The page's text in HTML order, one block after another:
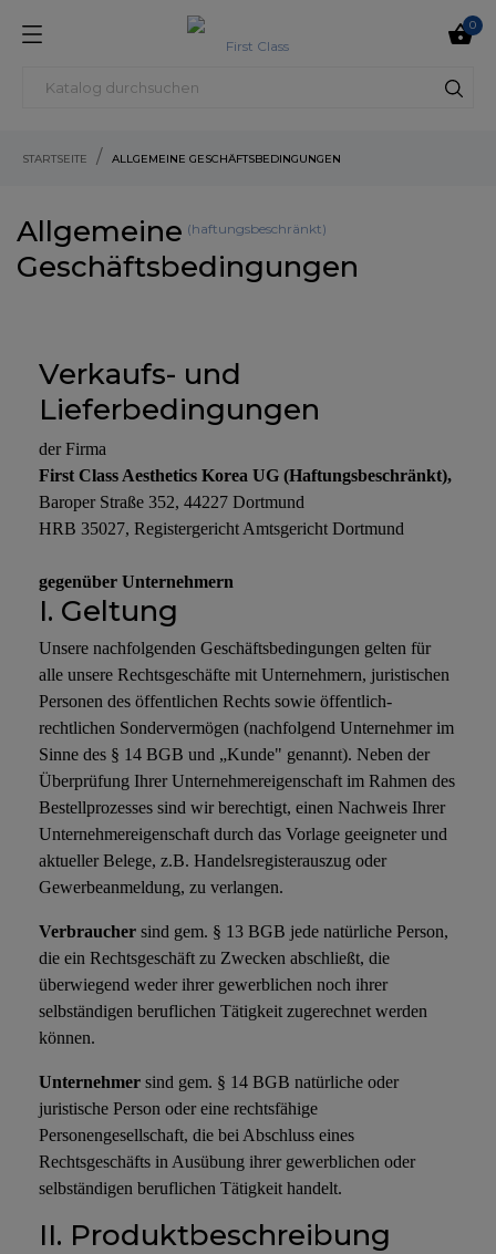
0
STARTSEITE ALLGEMEINE GESCHÄFTSBEDINGUNGEN
Allgemeine
Geschäftsbedingungen
Verkaufs- und
Lieferbedingungen
der Firma
First Class Aesthetics Korea UG (Haftungsbeschränkt),
Baroper Straße 352, 44227 Dortmund
HRB 35027, Registergericht Amtsgericht Dortmund
gegenüber Unternehmern
I. Geltung
Unsere nachfolgenden Geschäftsbedingungen gelten für
alle unsere Rechtsgeschäfte mit Unternehmern, juristischen
Personen des öffentlichen Rechts sowie öffentlich-
rechtlichen Sondervermögen (nachfolgend Unternehmer im
Sinne des § 14 BGB und „Kunde" genannt). Neben der
Überprüfung Ihrer Unternehmereigenschaft im Rahmen des
Bestellprozesses sind wir berechtigt, einen Nachweis Ihrer
Unternehmereigenschaft durch das Vorlage geeigneter und
aktueller Belege, z.B. Handelsregisterauszug oder
Gewerbeanmeldung, zu verlangen.
Verbraucher sind gem. § 13 BGB jede natürliche Person,
die ein Rechtsgeschäft zu Zwecken abschließt, die
überwiegend weder ihrer gewerblichen noch ihrer
selbständigen beruflichen Tätigkeit zugerechnet werden
können.
Unternehmer sind gem. § 14 BGB natürliche oder
juristische Person oder eine rechtsfähige
Personengesellschaft, die bei Abschluss eines
Rechtsgeschäfts in Ausübung ihrer gewerblichen oder
selbständigen beruflichen Tätigkeit handelt.
II. Produktbeschreibung